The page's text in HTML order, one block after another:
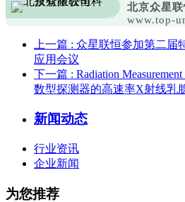
北京众星
www.top-
上一篇 : 众星联恒参加第二届
应用会议
下一篇 : Radiation
数型探测器的高速率X射线乳
新闻动态
行业资讯
企业新闻
为您推荐